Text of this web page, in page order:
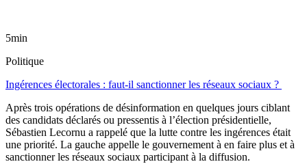
5min
Politique
Ingérences électorales : faut-il sanctionner les réseaux sociaux ?
Après trois opérations de désinformation en quelques jours ciblant
des candidats déclarés ou pressentis à l’élection présidentielle,
Sébastien Lecornu a rappelé que la lutte contre les ingérences était
une priorité. La gauche appelle le gouvernement à en faire plus et à
sanctionner les réseaux sociaux participant à la diffusion.